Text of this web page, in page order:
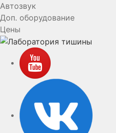
Автозвук
Доп. оборудование
Цены